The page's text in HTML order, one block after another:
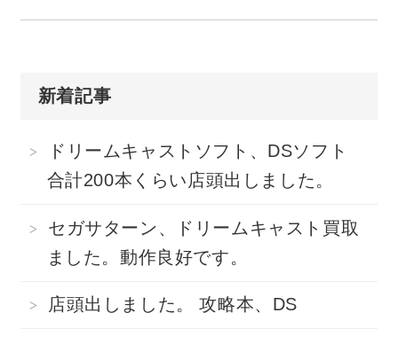
新着記事
ドリームキャストソフト、DSソフト
合計200本くらい店頭出しました。
セガサターン、ドリームキャスト買取
ました。動作良好です。
店頭出しました。 攻略本、DS